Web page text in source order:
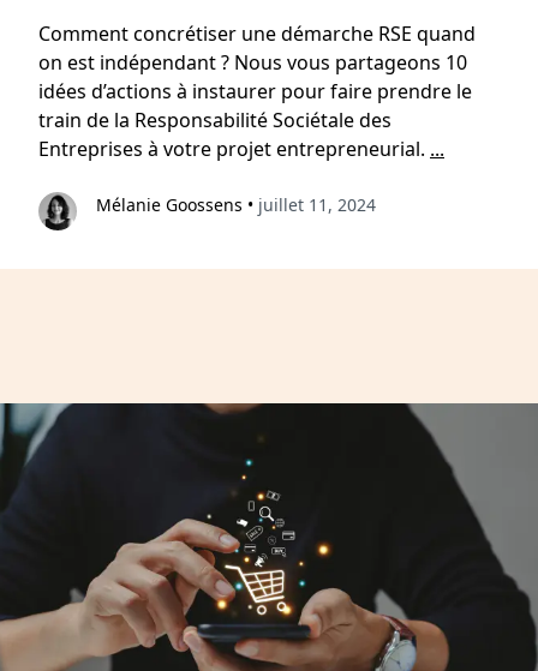
Comment concrétiser une démarche RSE quand
on est indépendant ? Nous vous partageons 10
idées d’actions à instaurer pour faire prendre le
train de la Responsabilité Sociétale des
Entreprises à votre projet entrepreneurial. ...
Mélanie Goossens • juillet 11, 2024